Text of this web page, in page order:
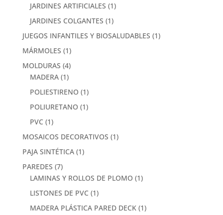
JARDINES ARTIFICIALES (1)
JARDINES COLGANTES (1)
JUEGOS INFANTILES Y BIOSALUDABLES (1)
MÁRMOLES (1)
MOLDURAS (4)
MADERA (1)
POLIESTIRENO (1)
POLIURETANO (1)
PVC (1)
MOSAICOS DECORATIVOS (1)
PAJA SINTÉTICA (1)
PAREDES (7)
LAMINAS Y ROLLOS DE PLOMO (1)
LISTONES DE PVC (1)
MADERA PLÁSTICA PARED DECK (1)